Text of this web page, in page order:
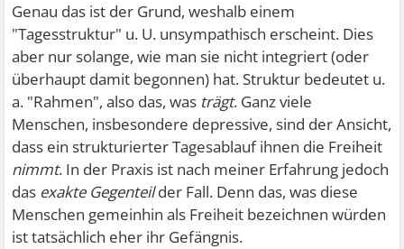
Genau das ist der Grund, weshalb einem
"Tagesstruktur" u. U. unsympathisch erscheint. Dies
aber nur solange, wie man sie nicht integriert (oder
überhaupt damit begonnen) hat. Struktur bedeutet u.
a. "Rahmen", also das, was trägt. Ganz viele
Menschen, insbesondere depressive, sind der Ansicht,
dass ein strukturierter Tagesablauf ihnen die Freiheit
nimmt. In der Praxis ist nach meiner Erfahrung jedoch
das exakte Gegenteilder Fall. Denn das, was diese
Menschen gemeinhin als Freiheit bezeichnen würden
ist tatsächlich eher ihr Gefängnis.